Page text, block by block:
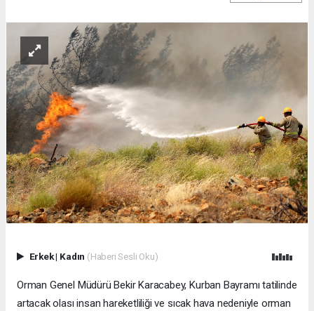
Erkek| Kadın (Haberi Sesli Oku)
Orman Genel Müdürü Bekir Karacabey, Kurban Bayramı tatilinde
artacak olası insan hareketliliği ve sıcak hava nedeniyle orman